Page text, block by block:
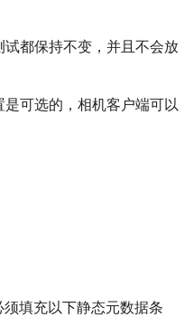
都保持不变，并且不会放
可选的，相机客户端可以
填充以下静态元数据条